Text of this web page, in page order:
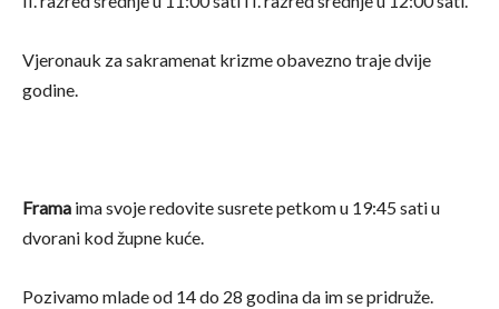
Vjeronauk za sakramenat krizme obavezno traje dvije
godine.
Frama ima svoje redovite susrete petkom u 19:45 sati u
dvorani kod župne kuće.
Pozivamo mlade od 14 do 28 godina da im se pridruže.